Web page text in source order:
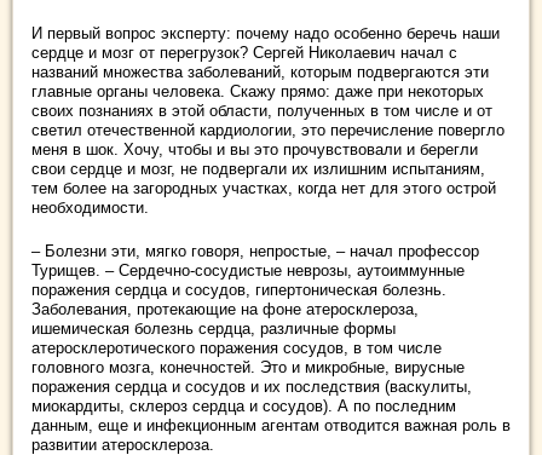
И первый вопрос эксперту: почему надо особенно беречь наши
сердце и мозг от перегрузок? Сергей Николаевич начал с
названий множества заболеваний, которым подвергаются эти
главные органы человека. Скажу прямо: даже при некоторых
своих познаниях в этой области, полученных в том числе и от
светил отечественной кардиологии, это перечисление повергло
меня в шок. Хочу, чтобы и вы это прочувствовали и берегли
свои сердце и мозг, не подвергали их излишним испытаниям,
тем более на загородных участках, когда нет для этого острой
необходимости.
– Болезни эти, мягко говоря, непростые, – начал профессор
Турищев. – Сердечно-сосудистые неврозы, аутоиммунные
поражения сердца и сосудов, гипертоническая болезнь.
Заболевания, протекающие на фоне атеросклероза,
ишемическая болезнь сердца, различные формы
атеросклеротического поражения сосудов, в том числе
головного мозга, конечностей. Это и микробные, вирусные
поражения сердца и сосудов и их последствия (васкулиты,
миокардиты, склероз сердца и сосудов). А по последним
данным, еще и инфекционным агентам отводится важная роль в
развитии атеросклероза.